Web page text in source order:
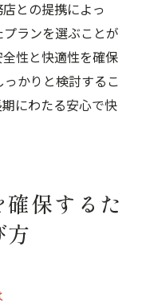
との提携によっ
ランを選ぶことが
性と快適性を確保
かりと検討するこ
にわたる安心で快
保するた
方